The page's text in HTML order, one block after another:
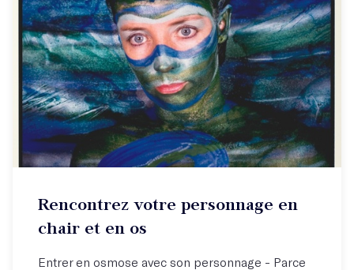
Rencontrez votre personnage !
Rencontrez votre personnage en
chair et en os
Entrer en osmose avec son personnage - Parce